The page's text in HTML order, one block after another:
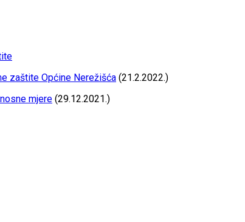
zaštite Općine Nerežišća (21.2.2022.)
mjere (29.12.2021.)